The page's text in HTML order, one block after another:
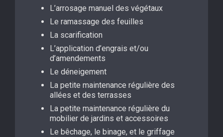
L’arrosage manuel des végétaux
Le ramassage des feuilles
La scarification
L’application d’engrais et/ou
d’amendements
Le déneigement
La petite maintenance régulière des
allées et des terrasses
La petite maintenance régulière du
mobilier de jardins et accessoires
Le bêchage, le binage, et le griffage